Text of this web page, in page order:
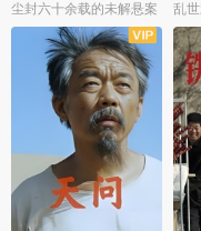
尘封六十余载的未解悬案 乱